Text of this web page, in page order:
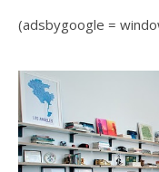
(adsbygoogle =